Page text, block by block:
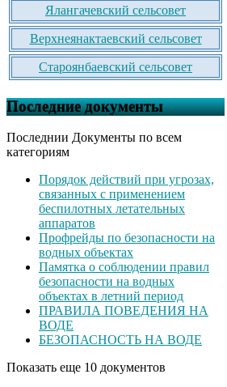
Ялангачевский сельсовет
Верхнеянактаевский сельсовет
Староянбаевский сельсовет
Последние документы
Последнии Документы по всем
категориям
Порядок действий при угрозах,
связанных с применением
беспилотных летательных
аппаратов
Профрейды по безопасности на
водных объектах
Памятка о соблюдении правил
безопасности на водных
объектах в летний период
ПРАВИЛА ПОВЕДЕНИЯ НА
ВОДЕ
БЕЗОПАСНОСТЬ НА ВОДЕ
Показать еще 10 документов